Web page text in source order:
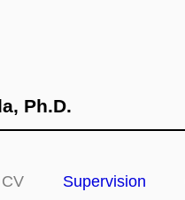
Ph.D.
CV Supervision